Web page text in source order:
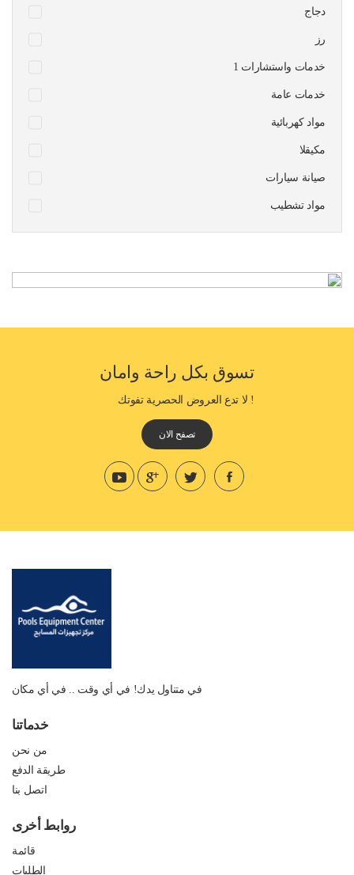
دجاج
رز
1 خدمات واستشارات
خدمات عامة
مواد كهربائية
مكيقلا
صيانة سيارات
مواد تشطيب
تسوق بكل راحة وامان
! لا تدع العروض الحصرية تفوتك
تصفح الان
في متناول يدك! في أي وقت .. في أي مكان
خدماتنا
من نحن
طريقة الدفع
اتصل بنا
روابط أخرى
قائمة
الطلبات